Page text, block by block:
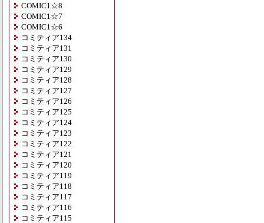
COMIC1☆8
COMIC1☆7
COMIC1☆6
コミティア134
コミティア131
コミティア130
コミティア129
コミティア128
コミティア127
コミティア126
コミティア125
コミティア124
コミティア123
コミティア122
コミティア121
コミティア120
コミティア119
コミティア118
コミティア117
コミティア116
コミティア115